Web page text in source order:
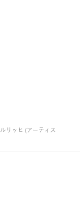
リッヒ (アーティス